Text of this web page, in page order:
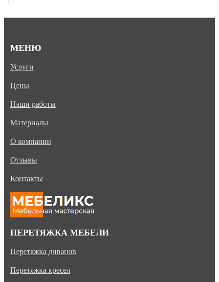
МЕНЮ
Услуги
Цены
Наши работы
Материалы
О компании
Отзывы
Контакты
ПЕРЕТЯЖКА МЕБЕЛИ
Перетяжка диванов
Перетяжка кресел